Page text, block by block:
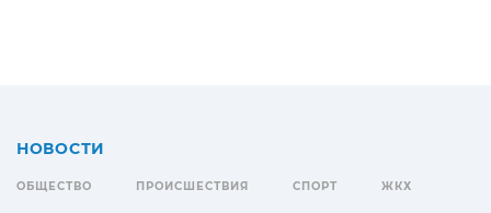
НОВОСТИ
ОБЩЕСТВО ПРОИСШЕСТВИЯ СПОРТ ЖКХ